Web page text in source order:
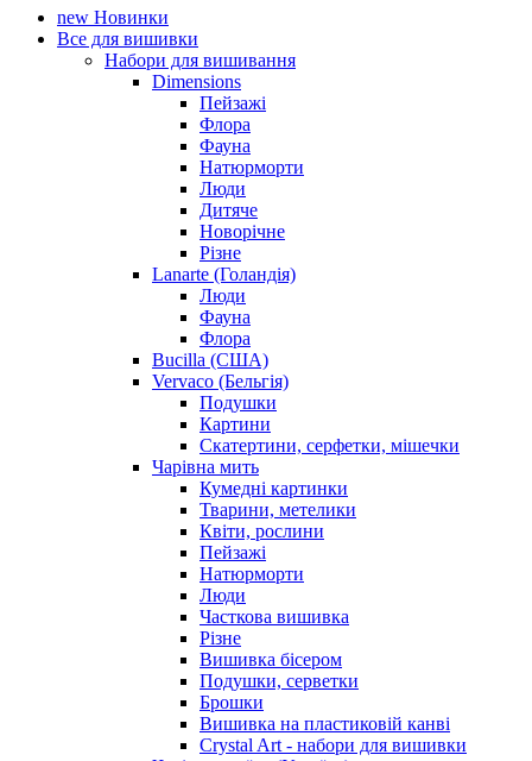
new Новинки
Все для вишивки
Набори для вишивання
Dimensions
Пейзажі
Флора
Фауна
Натюрморти
Люди
Дитяче
Новорічне
Різне
Lanarte (Голандія)
Люди
Фауна
Флора
Bucilla (США)
Vervaco (Бельгія)
Подушки
Картини
Скатертини, серфетки, мішечки
Чарiвна мить
Кумедні картинки
Тварини, метелики
Квіти, рослини
Пейзажі
Натюрморти
Люди
Часткова вишивка
Різне
Вишивка бісером
Подушки, серветки
Брошки
Вишивка на пластиковій канві
Crystal Art - набори для вишивки